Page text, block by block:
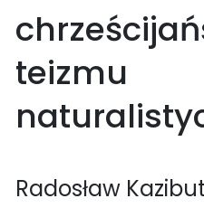
teizmu
Radosław Kazibut